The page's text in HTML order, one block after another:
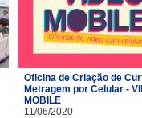
Oficina de Criação de
Metragem por Celular -
MOBILE
11/06/2020